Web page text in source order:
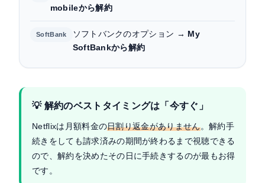
mobileから解約
SoftBank ソフトバンクのオプション → My
SoftBankから解約
💡 解約のベストタイミングは「今すぐ」
Netflixは月額料金の日割り返金がありません。解約手
続きをしても請求済みの期間が終わるまで視聴できる
ので、解約を決めたその日に手続きするのが最もお得
です。